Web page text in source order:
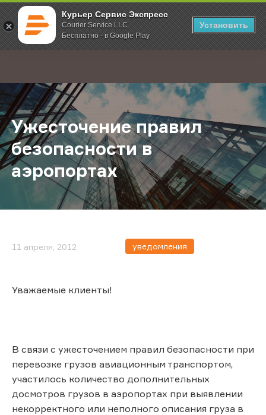
Курьер Сервис Экспресс
Courier Service LLC
Бесплатно - в Google Play
Установить
; Главная О компании Новости Ужесточение правил
Ужесточение правил
безопасности в
аэропортах
11 апреля, 2012 уведомления
Уважаемые клиенты!
В связи с ужесточением правил безопасности при
перевозке грузов авиационным транспортом,
участилось количество дополнительных
досмотров грузов в аэропортах при выявлении
некорректного или неполного описания груза в